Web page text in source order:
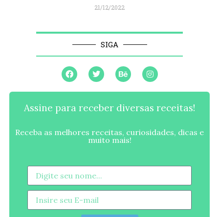
21/12/2022
SIGA
Assine para receber diversas receitas!
Receba as melhores receitas, curiosidades, dicas e
muito mais!